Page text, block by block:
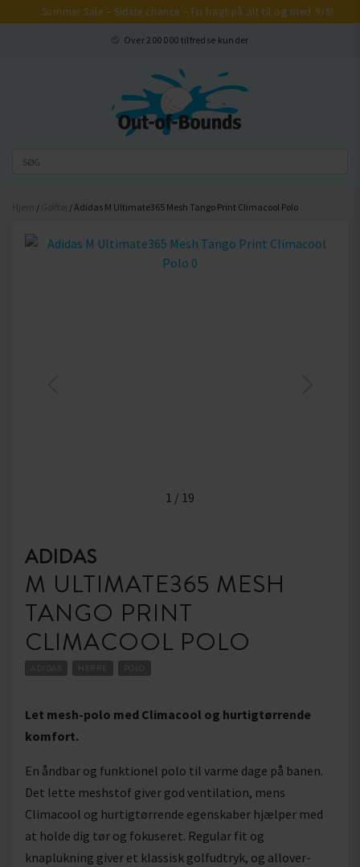
Summer Sale – Sidste chance – Fri fragt på alt til og med 9/8!
Over 200 000 tilfredse kunder
/ / Adidas M Ultimate365 Mesh Tango Print Climacool Polo
1 / 19
ADIDAS
M ULTIMATE365 MESH
TANGO PRINT
CLIMACOOL POLO
Let mesh-polo med Climacool og hurtigtørrende
komfort.
En åndbar og funktionel polo til varme dage på banen.
Det lette meshstof giver god ventilation, mens
Climacool og hurtigtørrende egenskaber hjælper med
at holde dig tør og fokuseret. Regular fit og
knaplukning giver et klassisk golfudtryk, og allover-